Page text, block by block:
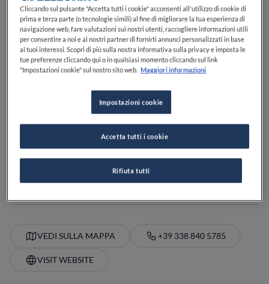
0 0 0 0 0
30035MiranoVEItalia
Venerdì, 11:00-15:00, 18:00-24:00
VEDI ORARI
VEDI SULLA MAPPA +39 338 840 5785
VISIT WEBSITE
Cliccando sul pulsante "Accetta tutti i cookie" acconsenti all'utilizzo di cookie di
prima e terza parte (o tecnologie simili) al fine di migliorare la tua esperienza di
navigazione web, fare valutazioni sui nostri utenti, raccogliere informazioni utili
per consentire a noi e ai nostri partner di fornirti annunci personalizzati in base
ai tuoi interessi. Scopri di più sulla nostra informativa sulla privacy e imposta le
tue preferenze cliccando qui o in qualsiasi momento cliccando sul link
"Impostazioni cookie" sul nostro sito web. Maggiori informazioni
Impostazioni cookie
Rifiuta tutti
Accetta tutti i cookie